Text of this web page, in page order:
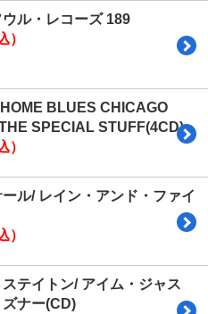
ル・レコーズ 189
）
BLUES CHICAGO
SPECIAL STUFF(4CD)
）
ル/ レイン・アンド・ファイ
）
テイトン/ アイム・ジャス
ズナー(CD)